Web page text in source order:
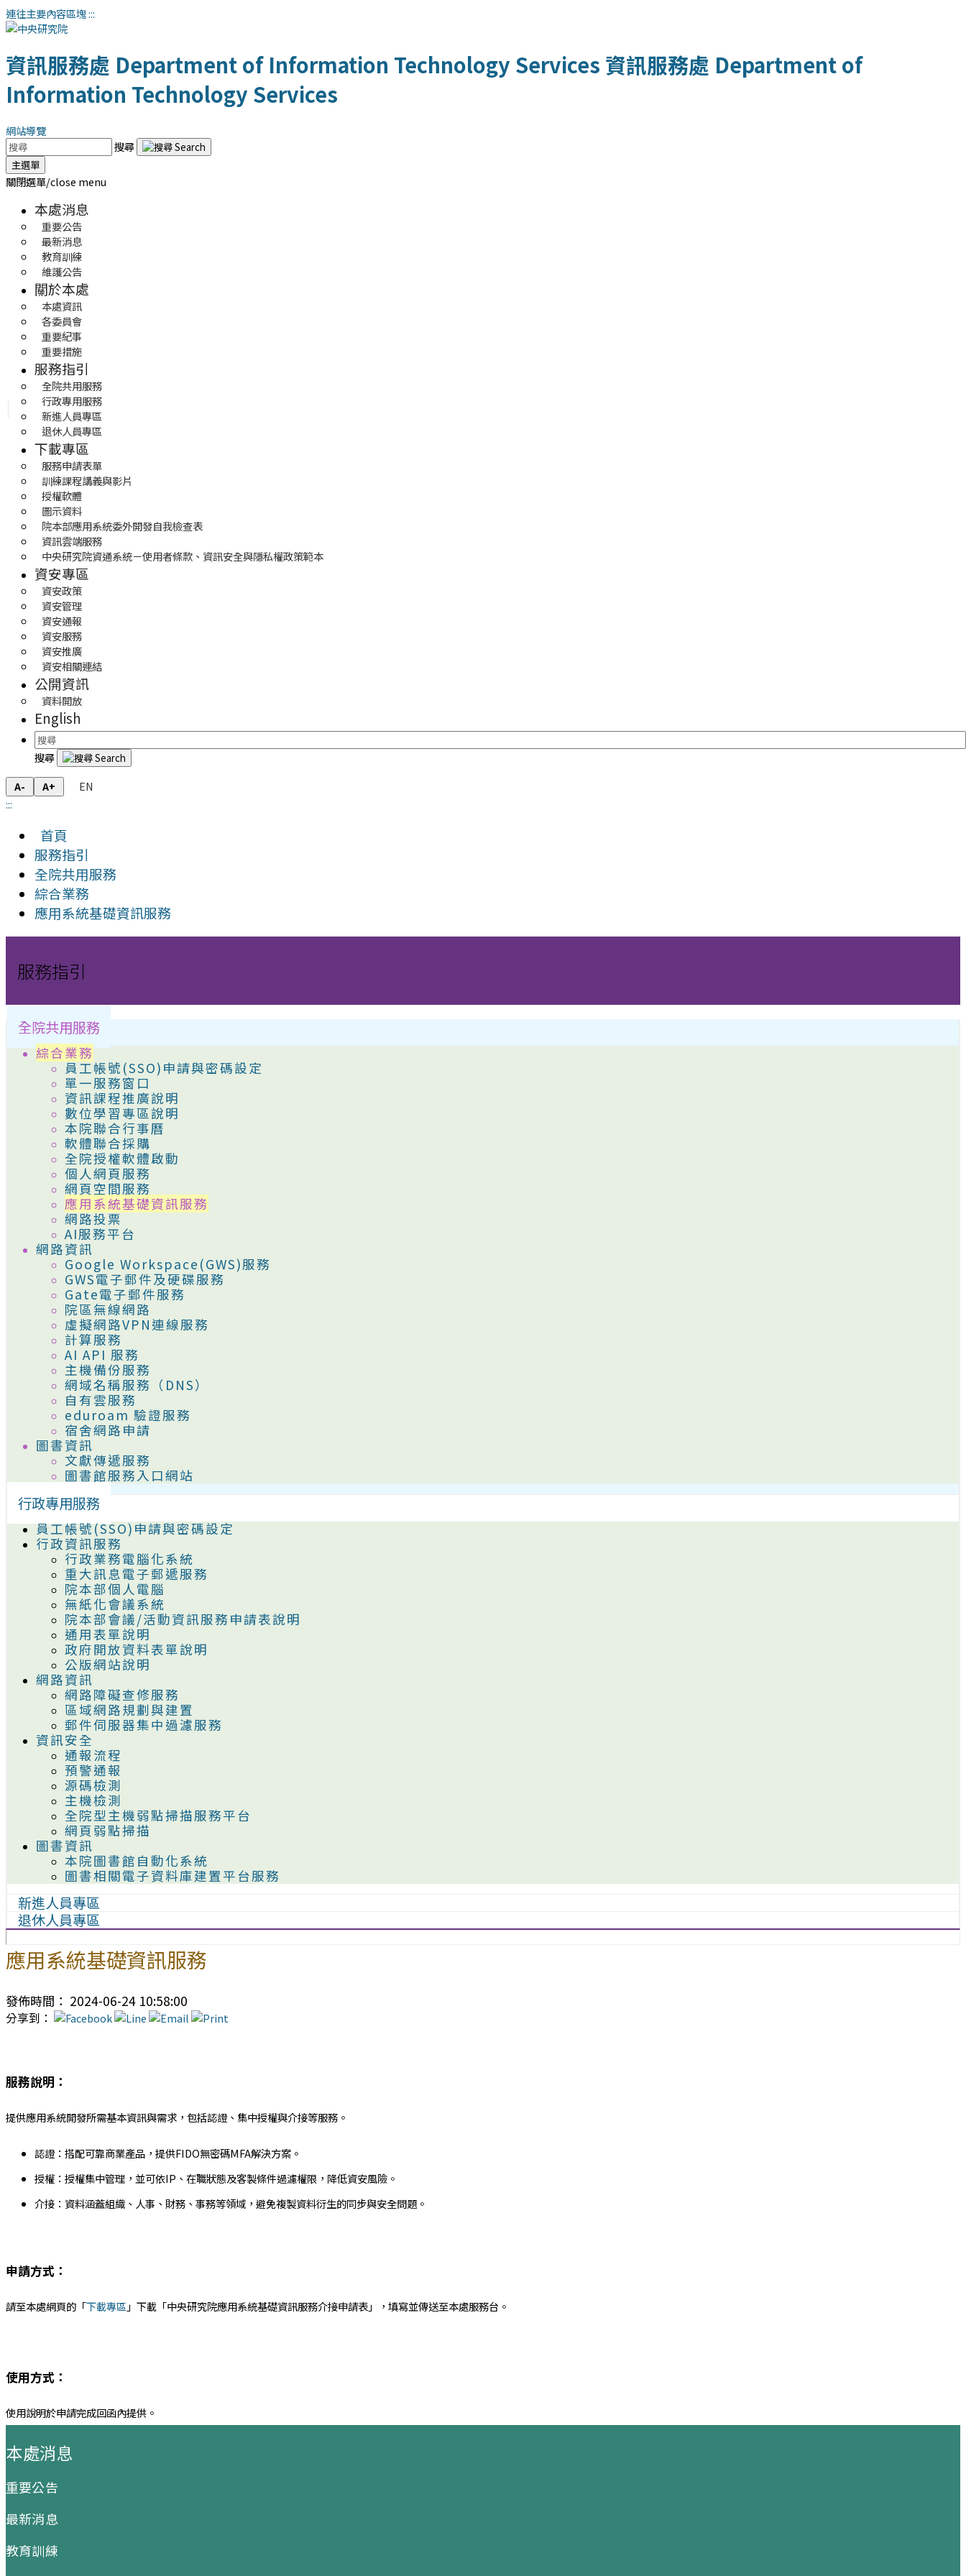
連往主要內容區塊:::
資訊服務處 Department of Information Technology Services 資訊服務處 Department of
Information Technology Services
網站導覽
搜尋
主選單
關閉選單/close menu
本處消息
重要公告
最新消息
教育訓練
維護公告
關於本處
本處資訊
各委員會
重要紀事
重要措施
服務指引
全院共用服務
行政專用服務
新進人員專區
退休人員專區
下載專區
服務申請表單
訓練課程講義與影片
授權軟體
圖示資料
院本部應用系統委外開發自我檢查表
資訊雲端服務
中央研究院資通系統－使用者條款、資訊安全與隱私權政策範本
資安專區
資安政策
資安管理
資安通報
資安服務
資安推廣
資安相關連結
公開資訊
資料開放
English
搜尋
A- A+
EN
:::
首頁
服務指引
全院共用服務
綜合業務
應用系統基礎資訊服務
服務指引
全院共用服務
綜合業務
員工帳號(SSO)申請與密碼設定
單一服務窗口
資訊課程推廣說明
數位學習專區說明
本院聯合行事曆
軟體聯合採購
全院授權軟體啟動
個人網頁服務
網頁空間服務
應用系統基礎資訊服務
網路投票
AI服務平台
網路資訊
Google Workspace(GWS)服務
GWS電子郵件及硬碟服務
Gate電子郵件服務
院區無線網路
虛擬網路VPN連線服務
計算服務
AI API 服務
主機備份服務
網域名稱服務（DNS）
自有雲服務
eduroam 驗證服務
宿舍網路申請
圖書資訊
文獻傳遞服務
圖書館服務入口網站
行政專用服務
員工帳號(SSO)申請與密碼設定
行政資訊服務
行政業務電腦化系統
重大訊息電子郵遞服務
院本部個人電腦
無紙化會議系統
院本部會議/活動資訊服務申請表說明
通用表單說明
政府開放資料表單說明
公版網站說明
網路資訊
網路障礙查修服務
區域網路規劃與建置
郵件伺服器集中過濾服務
資訊安全
通報流程
預警通報
源碼檢測
主機檢測
全院型主機弱點掃描服務平台
網頁弱點掃描
圖書資訊
本院圖書館自動化系統
圖書相關電子資料庫建置平台服務
新進人員專區
退休人員專區
應用系統基礎資訊服務
發佈時間： 2024-06-24 10:58:00
分享到：
服務說明：
提供應用系統開發所需基本資訊與需求，包括認證、集中授權與介接等服務。
認證：搭配可靠商業產品，提供FIDO無密碼MFA解決方案。
授權：授權集中管理，並可依IP、在職狀態及客製條件過濾權限，降低資安風險。
介接：資料涵蓋組織、人事、財務、事務等領域，避免複製資料衍生的同步與安全問題。
申請方式：
請至本處網頁的「下載專區 」下載「中央研究院應用系統基礎資訊服務介接申請表」，填寫並傳送至本處服務台。
使用方式：
使用說明於申請完成回函內提供。
本處消息
重要公告
最新消息
教育訓練